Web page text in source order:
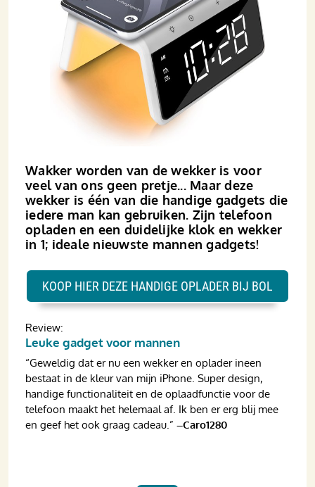
Wakker worden van de wekker is voor
veel van ons geen pretje... Maar deze
wekker is één van die handige gadgets die
iedere man kan gebruiken. Zijn telefoon
opladen en een duidelijke klok en wekker
in 1; ideale nieuwste mannen gadgets!
Review:
Leuke gadget voor mannen
“Geweldig dat er nu een wekker en oplader ineen
bestaat in de kleur van mijn iPhone. Super design,
handige functionaliteit en de oplaadfunctie voor de
telefoon maakt het helemaal af. Ik ben er erg blij mee
en geef het ook graag cadeau.” –Caro1280
KOOP HIER DEZE HANDIGE OPLADER BIJ BOL